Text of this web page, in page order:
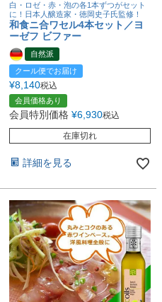
白・ロゼ・赤・泡の各1本ずつがセット
に！日本人醸造家・徳岡史子氏監修！
和食ニ合ワセル4本セット／ヨ
ーゼフ ビファー
自然派
クール便でお届け
¥8,140税込
会員価格あり
会員特別価格 ¥6,930税込
在庫切れ
詳細を見る